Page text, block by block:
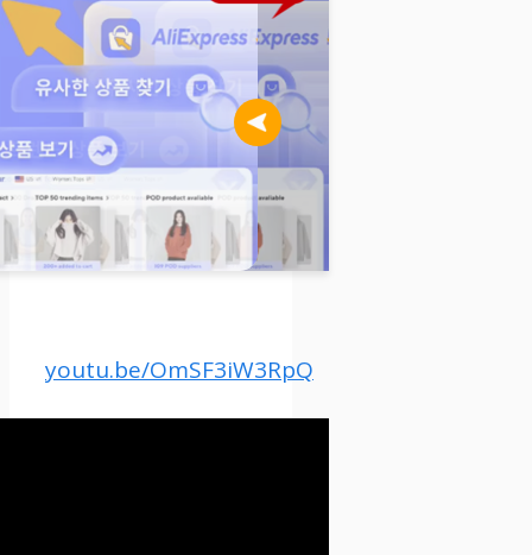
youtu.be/OmSF3iW3RpQ